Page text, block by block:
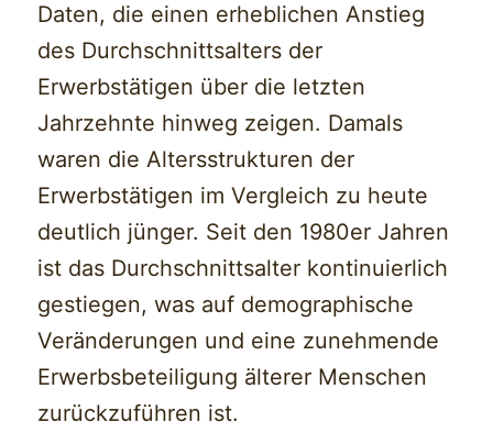
Daten, die einen erheblichen Anstieg
des Durchschnittsalters der
Erwerbstätigen über die letzten
Jahrzehnte hinweg zeigen. Damals
waren die Altersstrukturen der
Erwerbstätigen im Vergleich zu heute
deutlich jünger. Seit den 1980er Jahren
ist das Durchschnittsalter kontinuierlich
gestiegen, was auf demographische
Veränderungen und eine zunehmende
Erwerbsbeteiligung älterer Menschen
zurückzuführen ist.